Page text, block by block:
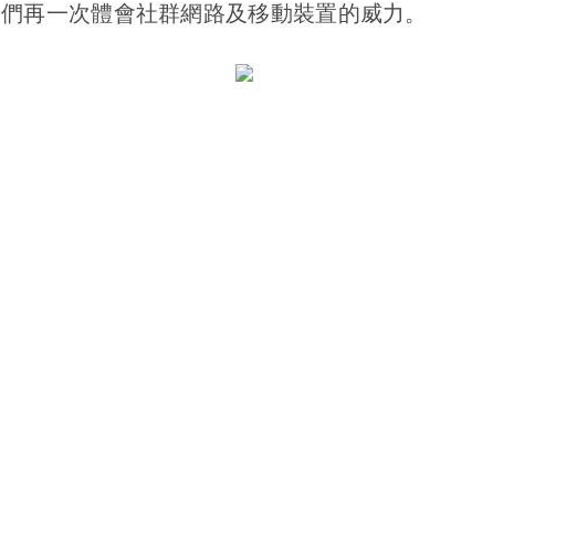
們再一次體會社群網路及移動裝置的威力。